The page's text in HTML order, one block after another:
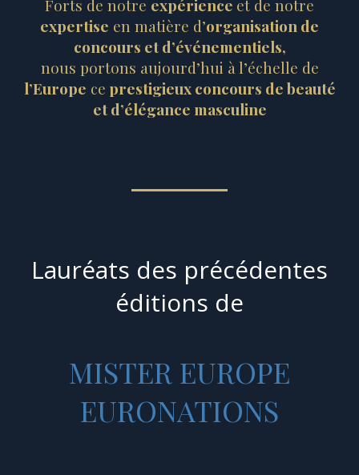
Forts de notre expérience et de notre
expertise en matière d’organisation de
concours et d’événementiels,
nous portons aujourd’hui à l’échelle de
l’Europe ce prestigieux concours de beauté
et d’élégance masculine
Lauréats des précédentes
éditions de
MISTER EUROPE
EURONATIONS